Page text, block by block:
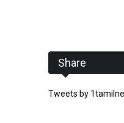
Share
Tweets by